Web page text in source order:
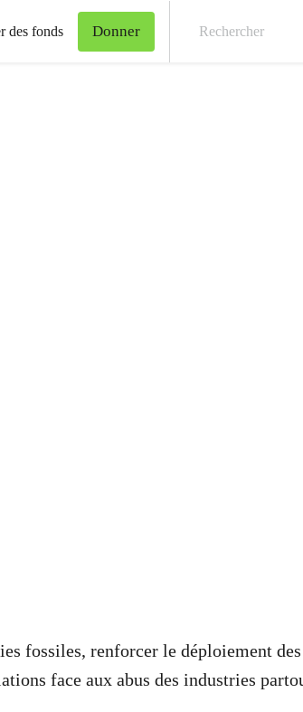
des fonds Donner
fossiles, renforcer le déploiement
face aux abus des industries